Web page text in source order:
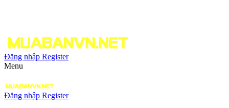
Đăng nhập Register
Menu
Đăng nhập Register